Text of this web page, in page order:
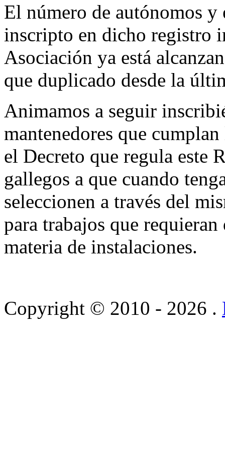
El número de autónomos y
inscripto en dicho registro
Asociación ya está
que duplicado desde la
Animamos a seguir
mantenedores que
el Decreto que regula este
gallegos a que cuando
seleccionen a través del
para trabajos que
materia de instalaciones.
Copyright © 2010 - 2026 .